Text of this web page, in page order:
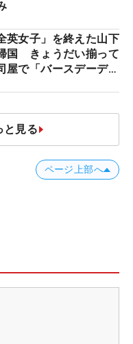
英女子」を終えた山下
国 きょうだい揃って
屋で「バースデーディ
と見る
ページ上部へ